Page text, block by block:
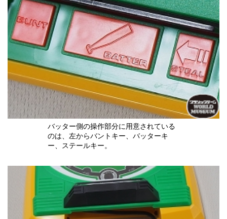
バッター側の操作部分に用意されている
のは、左からバントキー、バッターキ
ー、ステールキー。